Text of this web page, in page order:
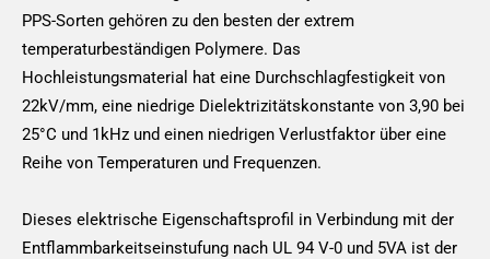
PPS-Sorten gehören zu den besten der extrem
temperaturbeständigen Polymere. Das
Hochleistungsmaterial hat eine Durchschlagfestigkeit von
22kV/mm, eine niedrige Dielektrizitätskonstante von 3,90 bei
25°C und 1kHz und einen niedrigen Verlustfaktor über eine
Reihe von Temperaturen und Frequenzen.
Dieses elektrische Eigenschaftsprofil in Verbindung mit der
Entflammbarkeitseinstufung nach UL 94 V-0 und 5VA ist der